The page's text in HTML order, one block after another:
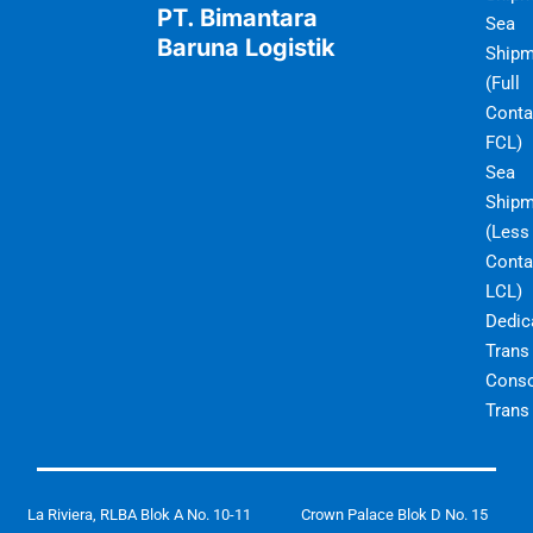
PT. Bimantara
Baruna Logistik
Sea
(Full
FCL)
Sea
(Less
LCL)
Trans
Trans
La Riviera, RLBA Blok A No. 10-11
Crown Palace Blok D No. 15